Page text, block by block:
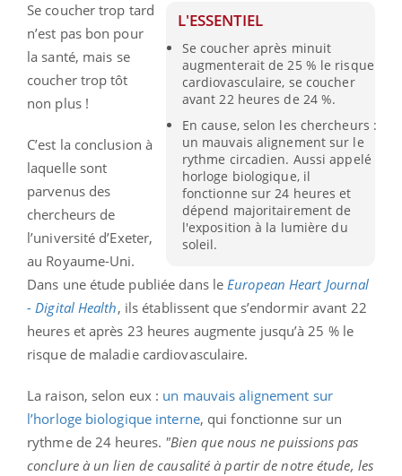
L'ESSENTIEL
Se coucher après minuit
augmenterait de 25 % le risque
cardiovasculaire, se coucher
avant 22 heures de 24 %.
En cause, selon les chercheurs :
un mauvais alignement sur le
rythme circadien. Aussi appelé
horloge biologique, il
fonctionne sur 24 heures et
dépend majoritairement de
l'exposition à la lumière du
soleil.
Se coucher trop tard
n’est pas bon pour
la santé, mais se
coucher trop tôt
non plus !
C’est la conclusion à
laquelle sont
parvenus des
chercheurs de
l’université d’Exeter,
au Royaume-Uni.
Dans une étude publiée dans leEuropean Heart Journal
- Digital Health, ils établissent que s’endormir avant 22
heures et après 23 heures augmente jusqu’à 25 % le
risque de maladie cardiovasculaire.
La raison, selon eux : un mauvais alignement sur
l’horloge biologique interne, qui fonctionne sur un
rythme de 24 heures. "Bien que nous ne puissions pas
conclure à un lien de causalité à partir de notre étude, les